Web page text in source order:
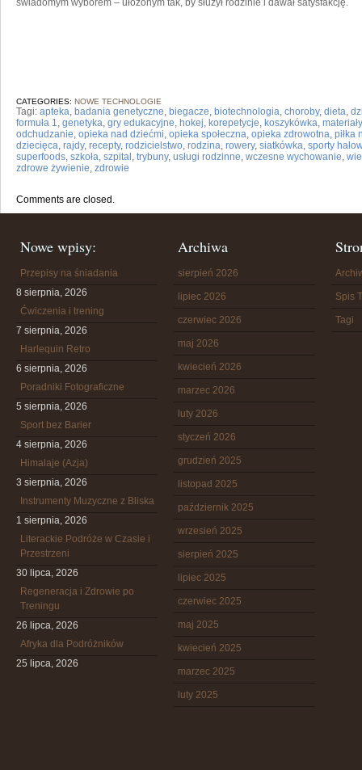
świadomym wyborem – ułożonym tak, by służył rodzinie i dawał satysfakcję.
CATEGORIES: NOWE TECHNOLOGIE
Tagi: apteka, badania genetyczne, biegacze, biotechnologia, choroby, dieta,
formuła 1, genetyka, gry edukacyjne, hokej, korepetycje, koszykówka,
odchudzanie, opieka nad dziećmi, opieka społeczna, opieka zdrowotna, piłka
dziecięca, rajdy, recepty, rodzicielstwo, rodzina, rowery, siatkówka, sporty
superfoods, szkoła, szpital , trybuny, usługi rodzinne, wczesne wychowanie,
zdrowe żywienie, zdrowie
Comments are closed.
Nowe wpisy:
Przepisy na śniadania
8 sierpnia, 2026
Ćwiczenia i trening
7 sierpnia, 2026
Harlequin Retro
6 sierpnia, 2026
Poradniki Fotograficzne
5 sierpnia, 2026
Sport bez Barier
4 sierpnia, 2026
Himalaje (Azja)
3 sierpnia, 2026
Instrumenty Muzyczne z Bliska
1 sierpnia, 2026
Literackie Podróże w Czasie i
Przestrzeni
30 lipca, 2026
Regeneracja i Zdrowie po
Treningu
26 lipca, 2026
Afryka dla Podróżników
25 lipca, 2026
Archiwa
sierpień 2026
lipiec 2026
czerwiec 2026
maj 2026
kwiecień 2026
marzec 2026
luty 2026
styczeń 2026
grudzień 2025
listopad 2025
październik 2025
wrzesień 2025
sierpień 2025
lipiec 2025
czerwiec 2025
maj 2025
kwiecień 2025
marzec 2025
luty 2025
Spis
Tagi